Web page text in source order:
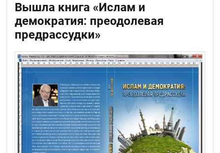
Вышла книга «Ислам и
демократия: преодолевая
предрассудки»